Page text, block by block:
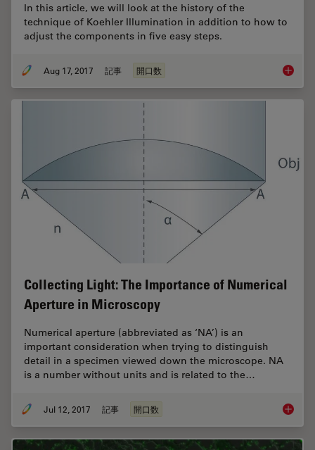
In this article, we will look at the history of the
technique of Koehler Illumination in addition to how to
adjust the components in five easy steps.
Aug 17, 2017 記事 開口数
Collecting Light: The Importance of Numerical
Aperture in Microscopy
Numerical aperture (abbreviated as ‘NA’) is an
important consideration when trying to distinguish
detail in a specimen viewed down the microscope. NA
is a number without units and is related to the…
Jul 12, 2017 記事 開口数